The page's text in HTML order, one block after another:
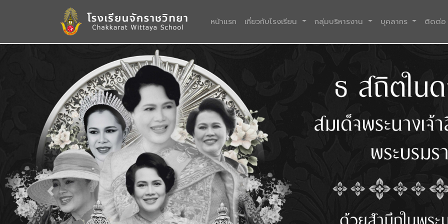
หน้าแรก (current)
เกี่ยวกับโรงเรียน กลุ่มบริหารงาน บุคลากร ติดต่อ
Previous